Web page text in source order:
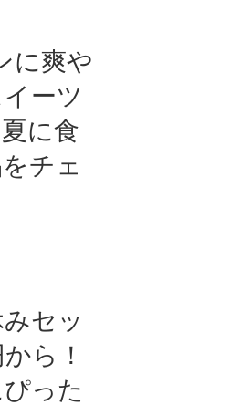
に爽や
ーツ
に食
チェ
セッ
ら！
った